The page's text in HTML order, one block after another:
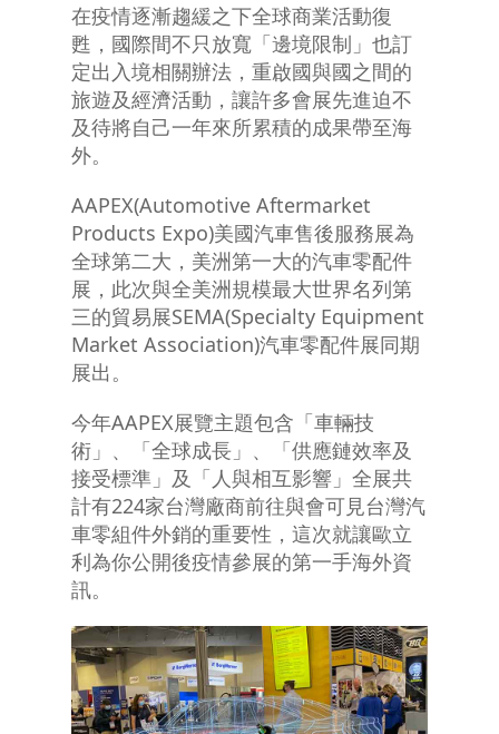
在疫情逐漸趨緩之下全球商業活動復
甦，國際間不只放寬「邊境限制」也訂
定出入境相關辦法，重啟國與國之間的
旅遊及經濟活動，讓許多會展先進迫不
及待將自己一年來所累積的成果帶至海
外。
AAPEX(Automotive Aftermarket
Products Expo)美國汽車售後服務展為
全球第二大，美洲第一大的汽車零配件
展，此次與全美洲規模最大世界名列第
三的貿易展SEMA(Specialty Equipment
Market Association)汽車零配件展同期
展出。
今年AAPEX展覽主題包含「車輛技
術」、「全球成長」、「供應鏈效率及
接受標準」及「人與相互影響」全展共
計有224家台灣廠商前往與會可見台灣汽
車零組件外銷的重要性，這次就讓歐立
利為你公開後疫情參展的第一手海外資
訊。